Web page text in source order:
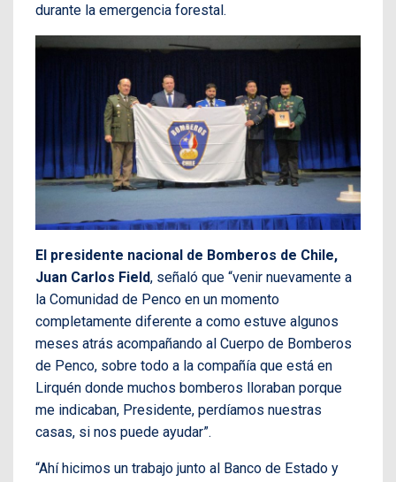
durante la emergencia forestal.
El presidente nacional de Bomberos de Chile,
Juan Carlos Field, señaló que “venir nuevamente a
la Comunidad de Penco en un momento
completamente diferente a como estuve algunos
meses atrás acompañando al Cuerpo de Bomberos
de Penco, sobre todo a la compañía que está en
Lirquén donde muchos bomberos lloraban porque
me indicaban, Presidente, perdíamos nuestras
casas, si nos puede ayudar”.
“Ahí hicimos un trabajo junto al Banco de Estado y